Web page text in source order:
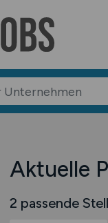
Aktuelle
2 passende